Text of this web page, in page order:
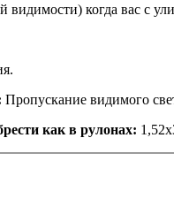
видимости) когда вас с
Пропускание видимого
как в рулонах: